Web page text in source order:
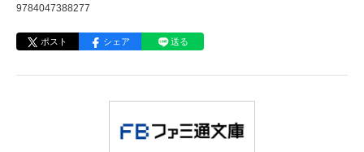
9784047388277
ポスト シェア 送る